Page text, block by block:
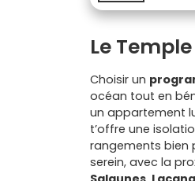
Le Temple
Choisir un
océan tout en
un appartement
t’offre une
rangements bien
serein, avec la